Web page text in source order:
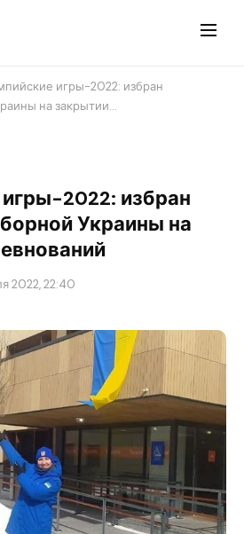
игры-2022: избран
на закрытии…
2022: избран
Украины на
2022, 22:40